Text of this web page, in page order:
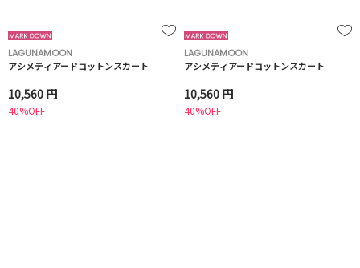
LAGUNAMOON
アシメティアードコットンスカート
10,560 円
40%OFF
LAGUNAMOON
アシメティアードコットンスカート
10,560 円
40%OFF